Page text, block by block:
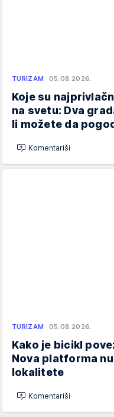
TURIZAM 05.08.2026.
Koje su
na svetu: Dva
li možete da
Komentariši
TURIZAM 05.08.2026.
Kako je bicikl
Nova platforma
lokalitete
Komentariši